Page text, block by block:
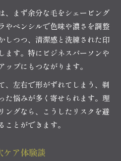
、まず余分な毛をシェービング
やペンシルで色味や濃さを調整
しつつ、清潔感と洗練された印
ます。特にビジネスパーソンや
プにもつながります。
、左右で形がずれてしまう、剃
た悩みが多く寄せられます。理
ングなら、こうしたリスクを避
ことができます。
ケア体験談